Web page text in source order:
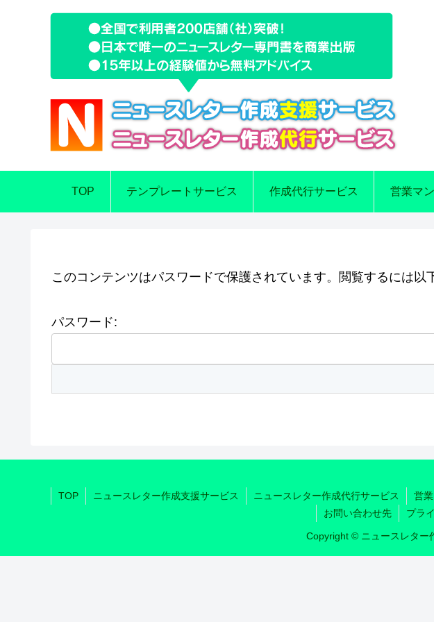
TOP テンプレートサービス 作成代行サービス 営業マ
このコンテンツはパスワードで保護されています。閲覧するには以
パスワード:
TOP ニュースレター作成支援サービス ニュースレター作成代行サービス 営
お問い合わせ先
プラ
Copyright © ニュースレター